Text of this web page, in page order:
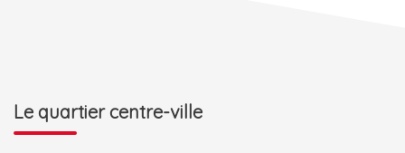
Le quartier centre-ville